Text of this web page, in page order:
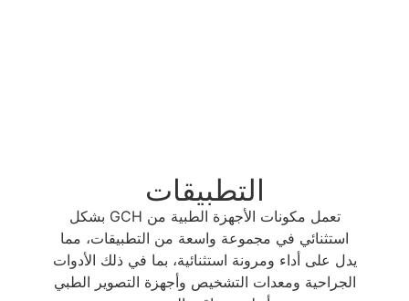
التطبيقات
تعمل مكونات الأجهزة الطبية من GCH بشكل
استثنائي في مجموعة واسعة من التطبيقات، مما
يدل على أداء ومرونة استثنائية، بما في ذلك الأدوات
الجراحية ومعدات التشخيص وأجهزة التصوير الطبي